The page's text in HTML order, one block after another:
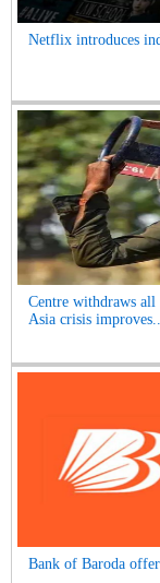
Netflix introduces
Centre withdraws all
Asia crisis
Bank of Baroda